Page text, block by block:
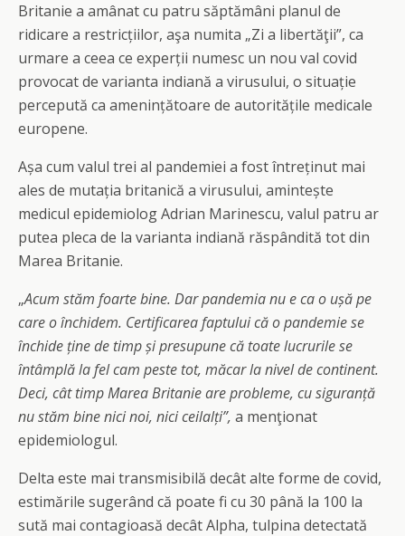
Britanie a amânat cu patru săptămâni planul de
ridicare a restricțiilor, aşa numita „Zi a libertăţii”, ca
urmare a ceea ce experții numesc un nou val covid
provocat de varianta indiană a virusului, o situație
percepută ca amenințătoare de autoritățile medicale
europene.
Așa cum valul trei al pandemiei a fost întreținut mai
ales de mutația britanică a virusului, amintește
medicul epidemiolog Adrian Marinescu, valul patru ar
putea pleca de la varianta indiană răspândită tot din
Marea Britanie.
„Acum stăm foarte bine. Dar pandemia nu e ca o ușă pe
care o închidem. Certificarea faptului că o pandemie se
închide ține de timp și presupune că toate lucrurile se
întâmplă la fel cam peste tot, măcar la nivel de continent.
Deci, cât timp Marea Britanie are probleme, cu siguranță
nu stăm bine nici noi, nici ceilalți”, a menţionat
epidemiologul.
Delta este mai transmisibilă decât alte forme de covid,
estimările sugerând că poate fi cu 30 până la 100 la
sută mai contagioasă decât Alpha, tulpina detectată